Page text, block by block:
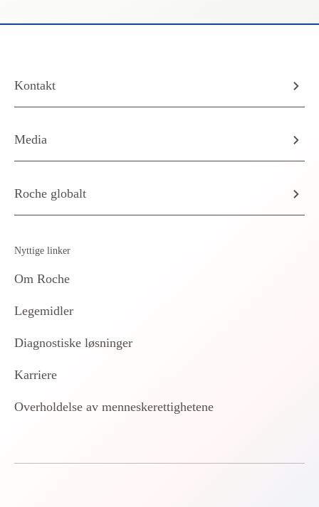
Kontakt
Media
Roche globalt
Nyttige linker
Om Roche
Legemidler
Diagnostiske løsninger
Karriere
Overholdelse av menneskerettighetene